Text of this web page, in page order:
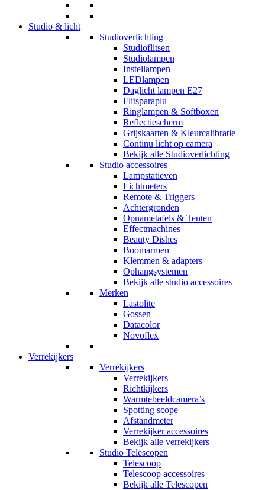
Studio & licht
Studioverlichting
Studioflitsen
Studiolampen
Instellampen
LEDlampen
Daglicht lampen E27
Flitsparaplu
Ringlampen & Softboxen
Reflectiescherm
Grijskaarten & Kleurcalibratie
Continu licht op camera
Bekijk alle Studioverlichting
Studio accessoires
Lampstatieven
Lichtmeters
Remote & Triggers
Achtergronden
Opnametafels & Tenten
Effectmachines
Beauty Dishes
Boomarmen
Klemmen & adapters
Ophangsystemen
Bekijk alle studio accessoires
Merken
Lastolite
Gossen
Datacolor
Novoflex
Verrekijkers
Verrekijkers
Verrekijkers
Richtkijkers
Warmtebeeldcamera’s
Spotting scope
Afstandmeter
Verrekijker accessoires
Bekijk alle verrekijkers
Studio Telescopen
Telescoop
Telescoop accessoires
Bekijk alle Telescopen